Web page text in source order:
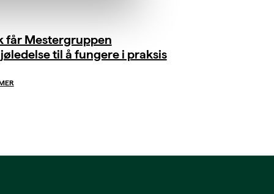
får Mestergruppen
til å fungere i praksis